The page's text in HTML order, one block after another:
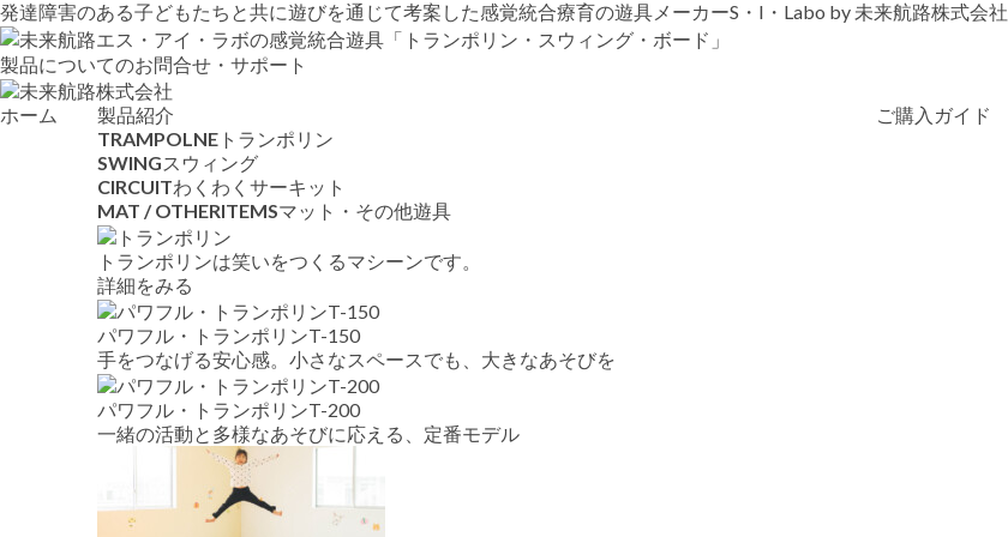
発達障害のある子どもたちと共に遊びを通じて考案した感覚統合療育の遊具メーカーS・I・Labo by 未来航路株式会社
製品についてのお問合せ・サポート
ホーム
製品紹介
TRAMPOLNE トランポリン
SWINGスウィング
CIRCUITわくわくサーキット
MAT / OTHERITEMSマット・その他遊具
トランポリンは笑いをつくるマシーンです。
詳細をみる
パワフル・トランポリンT-150
手をつなげる安心感。小さなスペースでも、大きなあそびを
パワフル・トランポリンT-200
一緒の活動と多様なあそびに応える、定番モデル
ご購入ガイド